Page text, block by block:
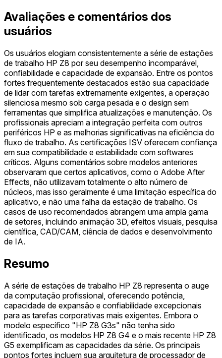
Avaliações e comentários dos
usuários
Os usuários elogiam consistentemente a série de estações
de trabalho HP Z8 por seu desempenho incomparável,
confiabilidade e capacidade de expansão. Entre os pontos
fortes frequentemente destacados estão sua capacidade
de lidar com tarefas extremamente exigentes, a operação
silenciosa mesmo sob carga pesada e o design sem
ferramentas que simplifica atualizações e manutenção. Os
profissionais apreciam a integração perfeita com outros
periféricos HP e as melhorias significativas na eficiência do
fluxo de trabalho. As certificações ISV oferecem confiança
em sua compatibilidade e estabilidade com softwares
críticos. Alguns comentários sobre modelos anteriores
observaram que certos aplicativos, como o Adobe After
Effects, não utilizavam totalmente o alto número de
núcleos, mas isso geralmente é uma limitação específica do
aplicativo, e não uma falha da estação de trabalho. Os
casos de uso recomendados abrangem uma ampla gama
de setores, incluindo animação 3D, efeitos visuais, pesquisa
científica, CAD/CAM, ciência de dados e desenvolvimento
de IA.
Resumo
A série de estações de trabalho HP Z8 representa o auge
da computação profissional, oferecendo potência,
capacidade de expansão e confiabilidade excepcionais
para as tarefas corporativas mais exigentes. Embora o
modelo específico "HP Z8 G3s" não tenha sido
identificado, os modelos HP Z8 G4 e o mais recente HP Z8
G5 exemplificam as capacidades da série. Os principais
pontos fortes incluem sua arquitetura de processador de